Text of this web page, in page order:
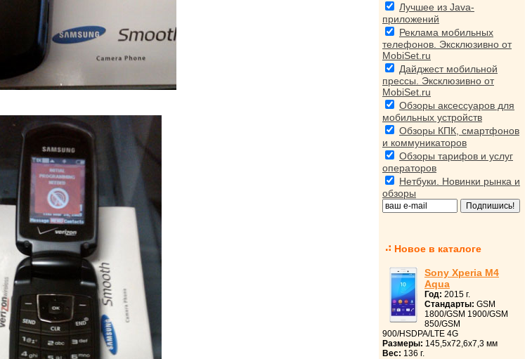
Лучшее из Java-
приложений
Реклама мобильных
телефонов. Эксклюзивно от
MobiSet.ru
Дайджест мобильной
прессы. Эксклюзивно от
MobiSet.ru
Обзоры аксессуаров для
мобильных устройств
Обзоры КПК, смартфонов
и коммуникаторов
Обзоры тарифов и услуг
операторов
Нетбуки. Новинки рынка и
обзоры
Новое в каталоге
Sony Xperia M4
Aqua
Год: 2015 г.
Стандарты: GSM
1800/GSM 1900/GSM
850/GSM
900/HSDPA/LTE 4G
Размеры: 145,5x72,6x7,3 мм
Вес: 136 г.